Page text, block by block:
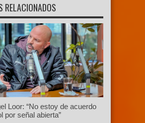
RELACIONADOS
Loor: “No estoy de acuerdo
por señal abierta”